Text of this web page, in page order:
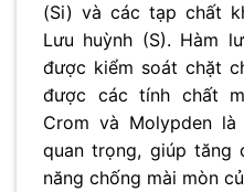
(Si) và các tạp chất
Lưu huỳnh (S). Hàm
được kiểm soát chặt
được các tính chất
Crom và Molypden
quan trọng, giúp tăng
năng chống mài mòn